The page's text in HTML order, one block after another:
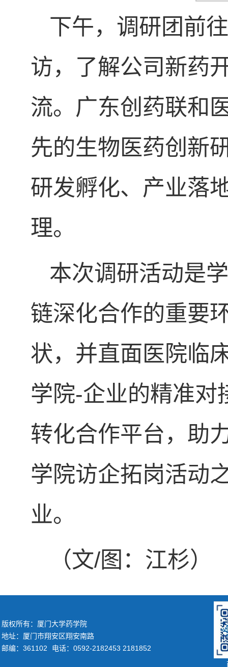
下午，调研团前
访，了解公司新药
流。广东创药联和
先的生物医药创新
研发孵化、产业落
理。
本次调研活动是
链深化合作的重要
状，并直面医院临
学院-企业的精准对
转化合作平台，助
学院访企拓岗活动
业。
（文/图：江杉）
版权所有：厦门大学药学院
地址：厦门市翔安区翔安南路
邮编：361102
电话：0592-2182453 2181852